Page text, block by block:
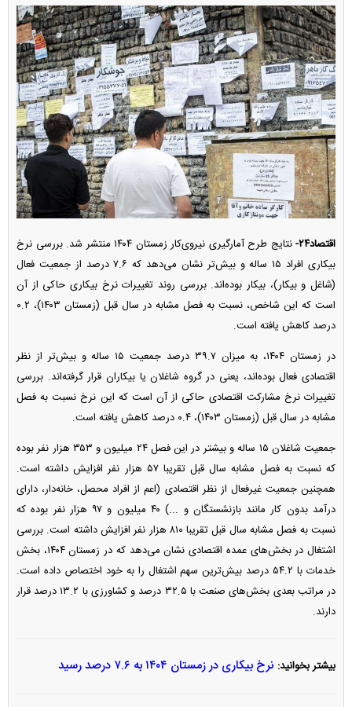
اقتصاد۲۴-
نتایج طرح آمارگیری نیروی‌کار زمستان ۱۴۰۴ منتشر شد. بررسی نرخ
بیکاری افراد ۱۵ ساله و بیش‌تر نشان می‌دهد که ۷.۶ درصد از جمعیت فعال
(شاغل و بیکار)، بیکار بوده‌اند. بررسی روند تغییرات نرخ بیکاری حاکی از آن
است که این شاخص، نسبت به فصل مشابه در سال قبل (زمستان ۱۴۰۳)، ۰.۲
درصد کاهش یافته است.
در زمستان ۱۴۰۴، به میزان ۳۹.۷ درصد جمعیت ۱۵ ساله و بیش‌تر از نظر
اقتصادی فعال بوده‌اند، یعنی در گروه شاغلان یا بیکاران قرار گرفته‌اند. بررسی
تغییرات نرخ مشارکت اقتصادی حاکی از آن است که این نرخ نسبت به فصل
مشابه در سال قبل (زمستان ۱۴۰۳)، ۰.۴ درصد کاهش یافته است.
جمعیت شاغلان ۱۵ ساله و بیشتر در این فصل ۲۴ میلیون و ۳۵۳ هزار نفر بوده
که نسبت به فصل مشابه سال قبل تقریبا ۵۷ هزار نفر افزایش داشته است.
همچنین جمعیت غیرفعال از نظر اقتصادی (اعم از افراد محصل، خانه‌دار، دارای
درآمد بدون کار مانند بازنشستگان و ...) ۴۰ میلیون و ۹۷ هزار نفر بوده که
نسبت به فصل مشابه سال قبل تقریبا ۸۱۰ هزار نفر افزایش داشته است. بررسی
اشتغال در بخش‌های عمده اقتصادی نشان می‌دهد که در زمستان ۱۴۰۴، بخش
خدمات با ۵۴.۲ درصد بیش­‌ترین سهم اشتغال را به خود اختصاص داده است.
در مراتب بعدی بخش‌های صنعت با ۳۲.۵ درصد و کشاورزی با ۱۳.۲ درصد قرار
دارند.
بیشتر بخوانید: نرخ بیکاری در زمستان ۱۴۰۴ به ۷.۶ درصد رسید